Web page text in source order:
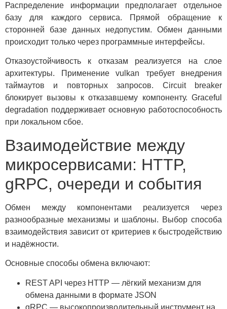
Распределение информации предполагает отдельное
базу для каждого сервиса. Прямой обращение к
сторонней базе данных недопустим. Обмен данными
происходит только через программные интерфейсы.
Отказоустойчивость к отказам реализуется на слое
архитектуры. Применение vulkan требует внедрения
таймаутов и повторных запросов. Circuit breaker
блокирует вызовы к отказавшему компоненту. Graceful
degradation поддерживает основную работоспособность
при локальном сбое.
Взаимодействие между
микросервисами: HTTP,
gRPC, очереди и события
Обмен между компонентами реализуется через
разнообразные механизмы и шаблоны. Выбор способа
взаимодействия зависит от критериев к быстродействию
и надёжности.
Основные способы обмена включают:
REST API через HTTP — лёгкий механизм для
обмена данными в формате JSON
gRPC — высокопроизводительный инструмент на